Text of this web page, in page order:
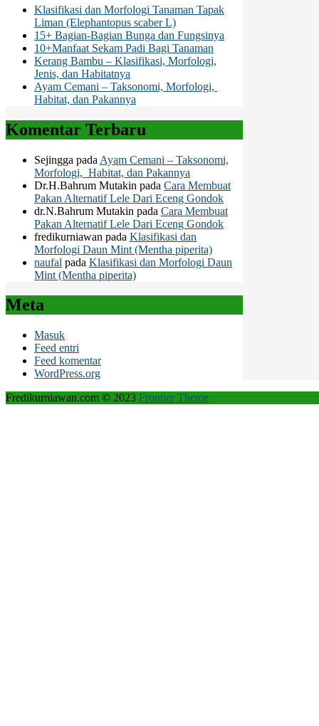
Klasifikasi dan Morfologi Tanaman Tapak
Liman (Elephantopus scaber L)
15+ Bagian-Bagian Bunga dan Fungsinya
10+Manfaat Sekam Padi Bagi Tanaman
Kerang Bambu – Klasifikasi, Morfologi,
Jenis, dan Habitatnya
Ayam Cemani – Taksonomi, Morfologi,
Habitat, dan Pakannya
Komentar Terbaru
Sejingga pada Ayam Cemani – Taksonomi,
Morfologi, Habitat, dan Pakannya
Dr.H.Bahrum Mutakin pada Cara Membuat
Pakan Alternatif Lele Dari Eceng Gondok
dr.N.Bahrum Mutakin pada Cara Membuat
Pakan Alternatif Lele Dari Eceng Gondok
fredikurniawan pada Klasifikasi dan
Morfologi Daun Mint (Mentha piperita)
naufal pada Klasifikasi dan Morfologi Daun
Mint (Mentha piperita)
Meta
Masuk
Feed entri
Feed komentar
WordPress.org
Fredikurniawan.com © 2023 Frontier Theme